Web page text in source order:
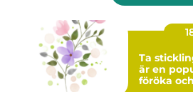
Ta
är en
föröka